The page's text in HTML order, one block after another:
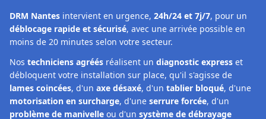
DRM Nantes intervient en urgence, 24h/24 et 7j/7, pour un
déblocage rapide et sécurisé, avec une arrivée possible en
moins de 20 minutes selon votre secteur.
Nos techniciens agréés réalisent un diagnostic express et
débloquent votre installation sur place, qu'il s'agisse de
lames coincées, d'un axe désaxé, d'un tablier bloqué, d'une
motorisation en surcharge, d'une serrure forcée, d'un
problème de manivelle ou d'un système de débrayage